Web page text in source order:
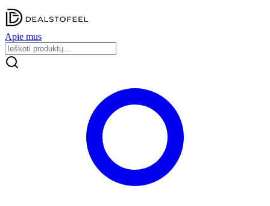
Apie mus